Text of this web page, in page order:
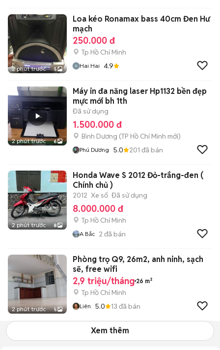
2 phút trước 5
Loa kéo Ronamax bass 40cm Đen Hư
mạch
250.000 đ
Tp Hồ Chí Minh
Hai Hai 4.9
2 phút trước 6
Máy in đa năng laser Hp1132 bền đẹp
mực mới bh 1th
Đã sử dụng
1.500.000 đ
Bình Dương (TP Hồ Chí Minh mới)
Phú Dương 5.0 201 đã bán
2 phút trước 8
Honda Wave S 2012 Đỏ-trắng-đen (
Chính chủ )
2012 Xe số Đã sử dụng
8.000.000 đ
Tp Hồ Chí Minh
A Bắc 2 đã bán
2 phút trước 5
Phòng trọ Q9, 26m2, anh ninh, sạch
sẽ, free wifi
2,9 triệu/tháng 26 m²
Tp Hồ Chí Minh
Liên 5.0 13 đã bán
Xem thêm